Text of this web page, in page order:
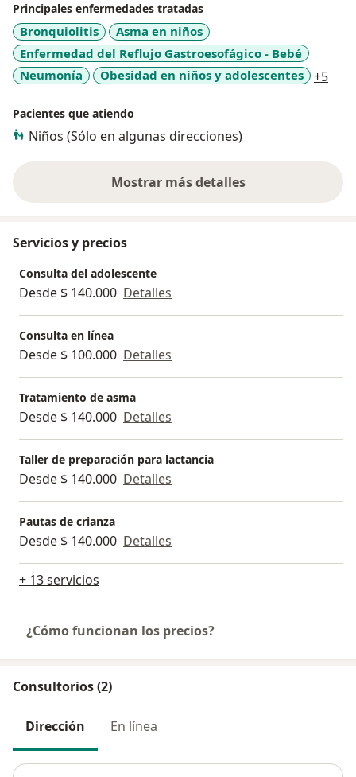
saludable, feliz y con mejor calidad de vida por lo cual
aplico conocimientos sobre enfoque de medicina
funcional e integrativa.
Principales enfermedades tratadas
Bronquiolitis
Asma en niños
Enfermedad del Reflujo Gastroesofágico - Bebé
Neumonía
Obesidad en niños y adolescentes +5
Pacientes que atiendo
Niños (Sólo en algunas direcciones)
Mostrar más detalles
sobre la experiencia
Servicios y precios
Consulta del adolescente
Desde $ 140.000 Detalles
Consulta en línea
Desde $ 100.000 Detalles
Tratamiento de asma
Desde $ 140.000 Detalles
Taller de preparación para lactancia
Desde $ 140.000 Detalles
Pautas de crianza
Desde $ 140.000 Detalles
+ 13 servicios
¿Cómo funcionan los precios?
Consultorios (2)
Dirección En línea